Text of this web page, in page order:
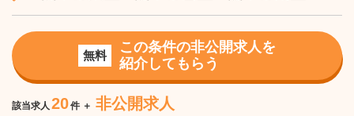
該当求人 20件 ＋ 非公開求人
無料
この条件の非公開求人を
紹介してもらう